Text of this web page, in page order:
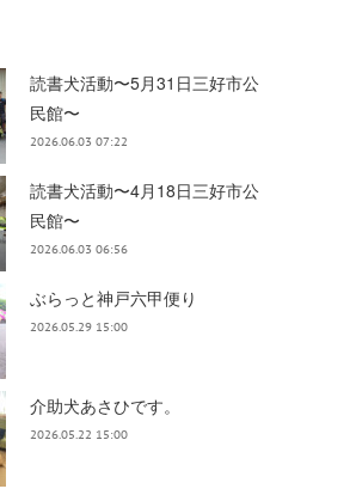
読書犬活動〜5月31日三好市公
民館〜
2026.06.03 07:22
読書犬活動〜4月18日三好市公
民館〜
2026.06.03 06:56
ぶらっと神戸六甲便り
2026.05.29 15:00
介助犬あさひです。
2026.05.22 15:00